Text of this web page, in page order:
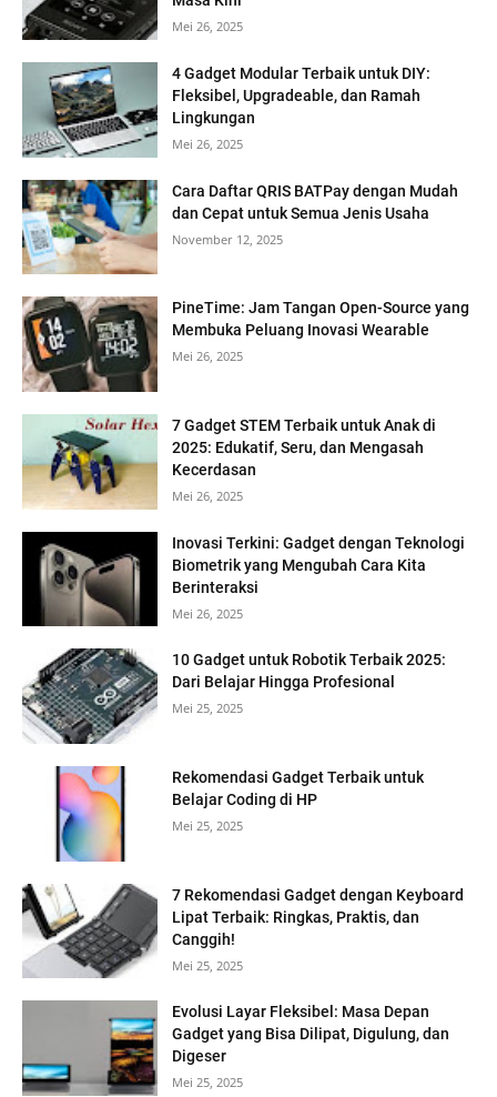
Mei 26, 2025
4 Gadget Modular Terbaik untuk DIY:
Fleksibel, Upgradeable, dan Ramah
Lingkungan
Mei 26, 2025
Cara Daftar QRIS BATPay dengan Mudah
dan Cepat untuk Semua Jenis Usaha
November 12, 2025
PineTime: Jam Tangan Open-Source yang
Membuka Peluang Inovasi Wearable
Mei 26, 2025
7 Gadget STEM Terbaik untuk Anak di
2025: Edukatif, Seru, dan Mengasah
Kecerdasan
Mei 26, 2025
Inovasi Terkini: Gadget dengan Teknologi
Biometrik yang Mengubah Cara Kita
Berinteraksi
Mei 26, 2025
10 Gadget untuk Robotik Terbaik 2025:
Dari Belajar Hingga Profesional
Mei 25, 2025
Rekomendasi Gadget Terbaik untuk
Belajar Coding di HP
Mei 25, 2025
7 Rekomendasi Gadget dengan Keyboard
Lipat Terbaik: Ringkas, Praktis, dan
Canggih!
Mei 25, 2025
Evolusi Layar Fleksibel: Masa Depan
Gadget yang Bisa Dilipat, Digulung, dan
Digeser
Mei 25, 2025